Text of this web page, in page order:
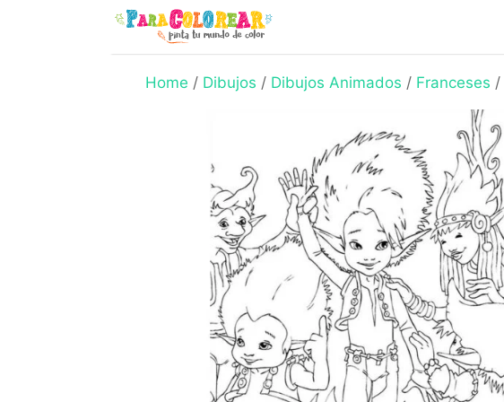
Home / Dibujos / Dibujos Animados / Franceses /